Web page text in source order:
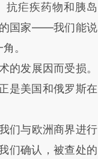
疟疾药物和胰岛
的国家——我们能说
。
发展因而受损。
是美国和俄罗斯在
们与欧洲商界进行
们确认，被查处的